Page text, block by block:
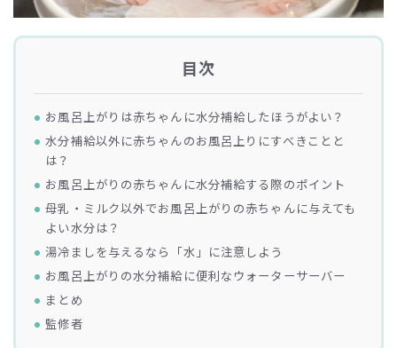
目次
お風呂上がりは赤ちゃんに水分補給したほうがよい？
水分補給以外に赤ちゃんのお風呂上りにすべきことと
は？
お風呂上がりの赤ちゃんに水分補給する際のポイント
母乳・ミルク以外でお風呂上がりの赤ちゃんに与えても
よい水分は？
湯冷ましを与えるなら「水」に注意しよう
お風呂上がりの水分補給に便利なウォーターサーバー
まとめ
監修者